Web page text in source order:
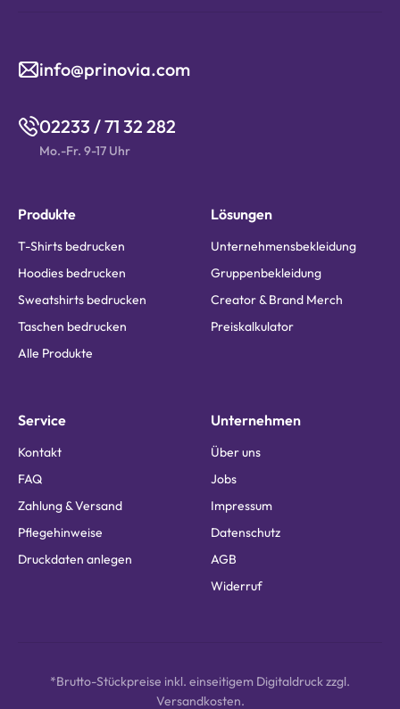
info@prinovia.com
02233 / 71 32 282
Mo.-Fr. 9-17 Uhr
Produkte
T-Shirts bedrucken
Hoodies bedrucken
Sweatshirts bedrucken
Taschen bedrucken
Alle Produkte
Lösungen
Unternehmensbekleidung
Gruppenbekleidung
Creator & Brand Merch
Preiskalkulator
Service
Kontakt
FAQ
Zahlung & Versand
Pflegehinweise
Druckdaten anlegen
Unternehmen
Über uns
Jobs
Impressum
Datenschutz
AGB
Widerruf
*Brutto-Stückpreise inkl. einseitigem Digitaldruck zzgl.
Versandkosten.